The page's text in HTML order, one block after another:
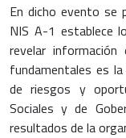
En dicho evento se
NIS A-1 establece
revelar
fundamentales es
de riesgos y
Sociales y de
resultados de la